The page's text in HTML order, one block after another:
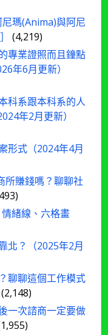
瑪(Anima)與阿尼
(4,219)
專業證照而且鐘點
年6月更新）
科系跟本科系的人
年2月更新）
形式（2024年4月
所賺錢嗎？聊聊社
情緒線、六格畫
北？（2025年2月
聊聊這個工作模式
(2,148)
一次諮商一定要做